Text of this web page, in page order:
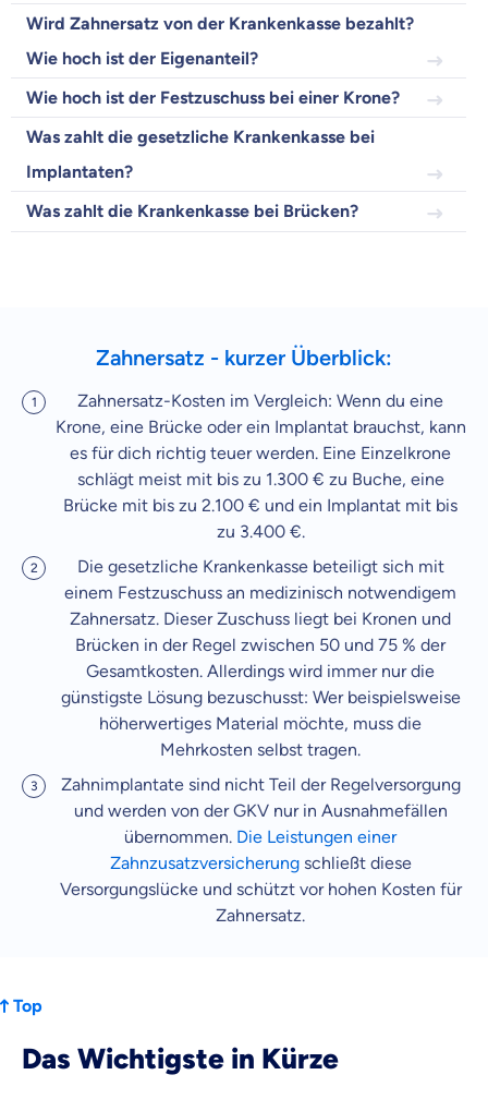
Wird Zahnersatz von der Krankenkasse bezahlt?
Wie hoch ist der Eigenanteil?
Wie hoch ist der Festzuschuss bei einer Krone?
Was zahlt die gesetzliche Krankenkasse bei
Implantaten?
Was zahlt die Krankenkasse bei Brücken?
Zahnersatz - kurzer Überblick:
Zahnersatz-Kosten im Vergleich: Wenn du eine
Krone, eine Brücke oder ein Implantat brauchst, kann
es für dich richtig teuer werden. Eine Einzelkrone
schlägt meist mit bis zu 1.300 € zu Buche, eine
Brücke mit bis zu 2.100 € und ein Implantat mit bis
zu 3.400 €.
Die gesetzliche Krankenkasse beteiligt sich mit
einem Festzuschuss an medizinisch notwendigem
Zahnersatz. Dieser Zuschuss liegt bei Kronen und
Brücken in der Regel zwischen 50 und 75 % der
Gesamtkosten. Allerdings wird immer nur die
günstigste Lösung bezuschusst: Wer beispielsweise
höherwertiges Material möchte, muss die
Mehrkosten selbst tragen.
Zahnimplantate sind nicht Teil der Regelversorgung
und werden von der GKV nur in Ausnahmefällen
übernommen. Die Leistungen einer
Zahnzusatzversicherungschließt diese
Versorgungslücke und schützt vor hohen Kosten für
Zahnersatz.
Top
Das Wichtigste in Kürze
Beamten
Versicherung
Zahnzusatz
Versicherung
Krankenhaus
Mit dem Abschicken meiner Daten erkläre ich meine
Kontaktaufnahme durch ottonova.
Weiter zu deinen Informationen